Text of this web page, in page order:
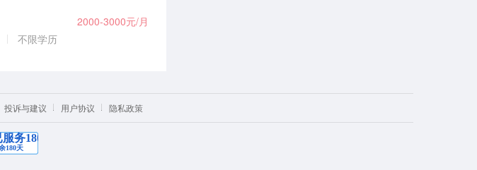
2000-3000元/月
不限学历
投诉与建议 用户协议 隐私政策